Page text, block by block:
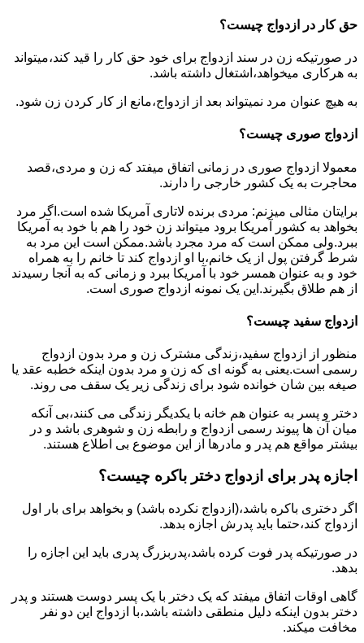
حق کار در ازدواج چیست؟
در صورتیکه زن در سند ازدواج برای خود حق کار را قید کند،میتواند
به هرکاری میخواهد،اشتغال داشته باشد.
به هیچ عنوان مرد نمیتواند بعد از ازدواج،مانع از کار کردن زن شود.
ازدواج صوری چیست؟
معمولا ازدواج صوری در زمانی اتفاق میفتد که زن و مردی،قصد
محاجرت به یک کشور خارجی را دارند.
برایتان مثالی میزنم: مردی برنده لاتاری آمریکا شده است.اگر مرد
بخواهد به کشور آمریکا برود میتواند زن خود را هم با خود به آمریکا
ببرد.ولی ممکن است که مرد مجرد باشد.ممکن است این مرد به
شرط گرفتن پول از یک خانم،با او ازدواج کند تا خانم را به همراه
خود و به عنوان همسر خود با آمریکا ببرد و زمانی که به آنجا رسیدند
از هم طلاق بگیرند.این یک نمونه ازدواج صوری است.
ازدواج سفید چیست؟
منظور از ازدواج سفید،زندگی مشترک زن و مرد بدون ازدواج
رسمی است.یعنی به گونه ای که زن و مرد بدون اینکه خطبه عقد یا
صیغه بین شان خوانده شود برای زندگی زیر یک سقف می روند.
دختر و پسر به عنوان هم خانه با یکدیگر زندگی می کنند،بی آنکه
میان آن ها پیوند رسمی ازدواج و رابطه زن و شوهری باشد و در
بیشتر مواقع هم پدر و مادرها از این موضوع بی اطلاع هستند.
اجازه پدر برای ازدواج دختر باکره چیست؟
اگر دختری باکره باشد،(ازدواج نکرده باشد) و بخواهد برای بار اول
ازدواج کند،حتما باید پدرش اجازه بدهد.
در صورتیکه پدر فوت کرده باشد،پدربزرگ پدری باید این اجازه را
بدهد.
گاهی اوقات اتفاق میفتد که یک دختر با یک پسر دوست هستند و پدر
دختر بدون اینکه دلیل منطقی داشته باشد،با ازدواج این دو نفر
مخافت میکند.